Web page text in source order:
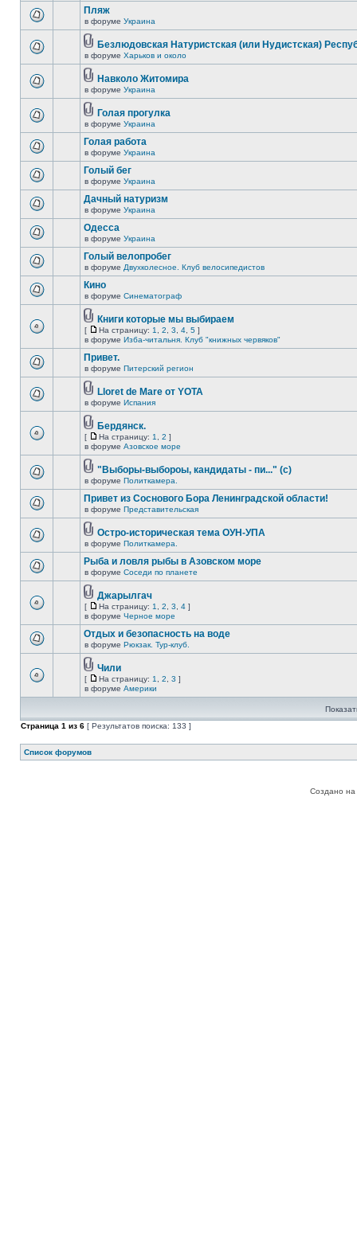
Пляж
в форуме Украина
Безлюдовская Натуристская (или Нудистская)
в форуме Харьков и около
Навколо Житомира
в форуме Украина
Голая прогулка
в форуме Украина
Голая работа
в форуме Украина
Голый бег
в форуме Украина
Дачный натуризм
в форуме Украина
Одесса
в форуме Украина
Голый велопробег
в форуме Двухколесное. Клуб велосипедистов
Кино
в форуме Синематограф
Книги которые мы выбираем
[ На страницу: 1 2 3 4 5 ]
в форуме Изба-читальня. Клуб "книжных червяков"
Привет.
в форуме Питерский регион
Lloret de Mare от YOTA
в форуме Испания
Бердянск.
[ На страницу: 1 2 ]
в форуме Азовское море
"Выборы-выбороы, кандидаты - пи..." (с)
в форуме Политкамера.
Привет из Соснового Бора Ленинградской области!
в форуме Представительская
Остро-историческая тема ОУН-УПА
в форуме Политкамера.
Рыба и ловля рыбы в Азовском море
в форуме Соседи по планете
Джарылгач
[ На страницу: 1 2 3 4 ]
в форуме Черное море
Отдых и безопасность на воде
в форуме Рюкзак. Тур-клуб.
Чили
[ На страницу: 1 2 3 ]
в форуме Америки
Страница 1 из 6 [ Результатов поиска: 133 ]
Список форумов
Создано